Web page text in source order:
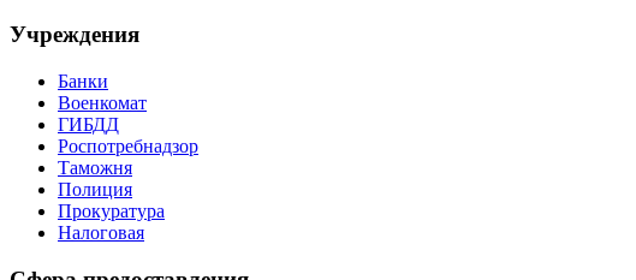
Учреждения
Банки
Военкомат
ГИБДД
Роспотребнадзор
Таможня
Полиция
Прокуратура
Налоговая